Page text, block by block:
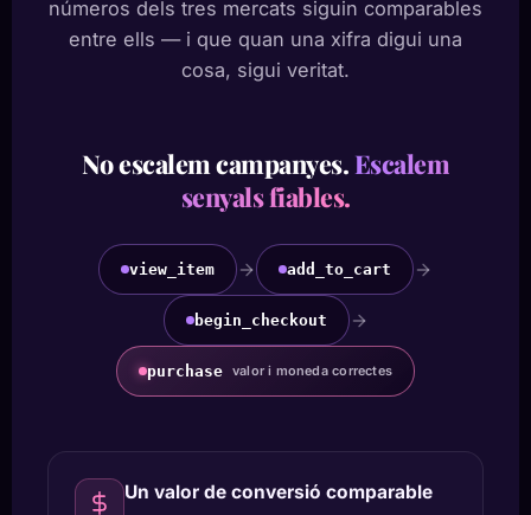
números dels tres mercats siguin comparables
entre ells — i que quan una xifra digui una
cosa, sigui veritat.
No escalem campanyes. Escalem
senyals fiables.
view_item add_to_cart
begin_checkout
purchase valor i moneda correctes
Un valor de conversió comparable